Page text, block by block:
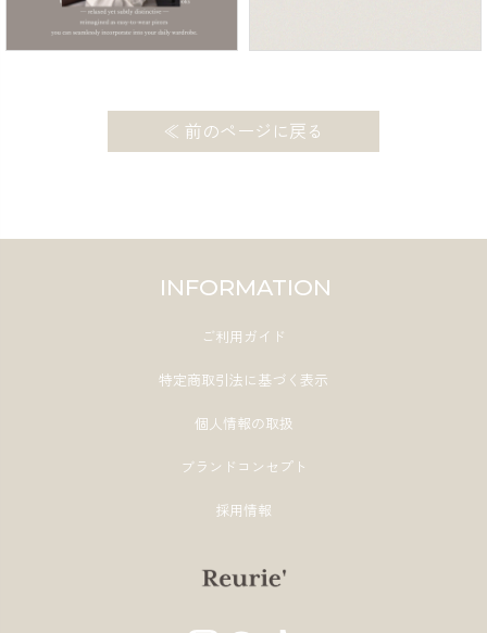
≪ 前のページに戻る
INFORMATION
ご利用ガイド
特定商取引法に基づく表示
個人情報の取扱
ブランドコンセプト
採用情報